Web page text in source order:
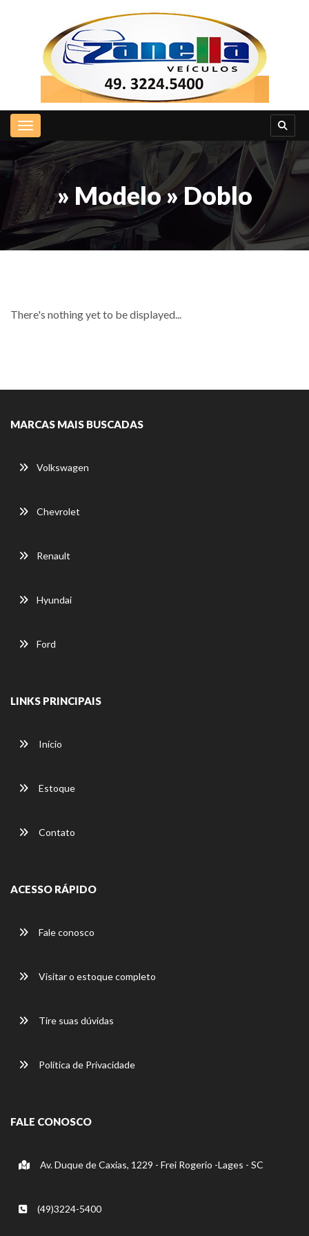
Toggle navigation
» Modelo » Doblo
There's nothing yet to be displayed...
MARCAS MAIS BUSCADAS
Volkswagen
Chevrolet
Renault
Hyundai
Ford
LINKS PRINCIPAIS
Início
Estoque
Contato
ACESSO RÁPIDO
Fale conosco
Visitar o estoque completo
Tire suas dúvidas
Política de Privacidade
FALE CONOSCO
Av. Duque de Caxias, 1229 - Frei Rogerio -Lages - SC
(49)3224-5400